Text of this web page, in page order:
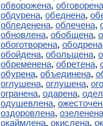
обворожена, обговорена
обдурена, обеднена,
обледенена, облечена,
обновлена, обобщена,
обоготворена, ободрена
обойдена, обольщена,
обременена, обретена,
обурена, объединена,
оглушена, оглушена,
огранена, одарена,
одушевлена,
оздоровлена, озеленена
окаймлена, окислена,